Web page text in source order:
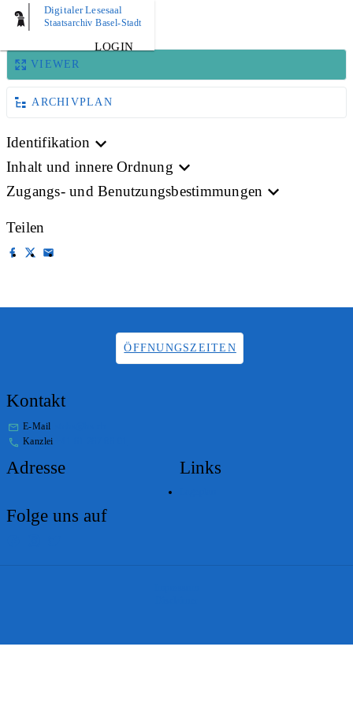
Digitaler Lesesaal
Staatsarchiv Basel-Stadt
LOGIN
BILD
VIEWER
ARCHIVPLAN
Identifikation
Inhalt und innere Ordnung
Zugangs- und Benutzungsbestimmungen
Teilen
ÖFFNUNGSZEITEN
Kontakt
E-Mail
Kanzlei
Adresse Links
Folge uns auf